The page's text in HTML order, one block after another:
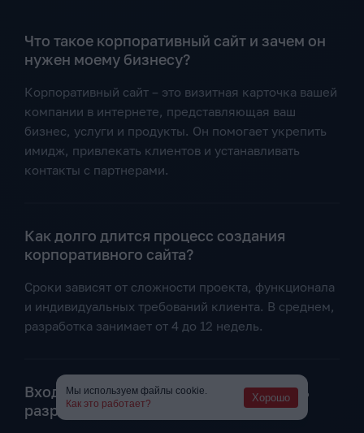
Что такое корпоративный сайт и зачем он
нужен моему бизнесу?
Корпоративный сайт – это визитная карточка вашей
компании в интернете, представляющая ваш
бизнес, услуги и продукты. Он помогает укрепить
имидж, привлекать клиентов и устанавливать
контакты с партнерами.
Как долго длится процесс создания
корпоративного сайта?
Сроки зависят от сложности проекта, функционала
и индивидуальных требований клиента. В среднем,
разработка занимает от 4 до 12 недель.
Входит ли домен и хостинг в стоимость
разработки сайта?
Мы используем файлы cookie.
Как это работает?
Хорошо